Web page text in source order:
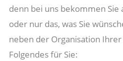
denn bei uns bekommen Sie
oder nur das, was Sie
neben der Organisation
Folgendes für Sie: